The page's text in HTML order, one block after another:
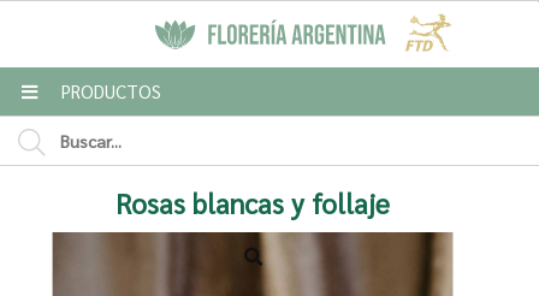
Enviar a email
MI COMPRA
PRODUCTOS
Rosas blancas y follaje